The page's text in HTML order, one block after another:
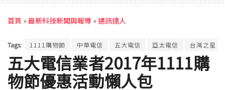
首頁 »最新科技新聞與報導 »通訊達人
Tags: 1111購物節 中華電信 五大電信 亞太電信 台灣之星
五大電信業者2017年1111購
物節優惠活動懶人包